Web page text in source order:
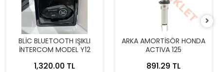
BLİC BLUETOOTH IŞIKLI
İNTERCOM MODEL Y12
1,320.00 TL
ARKA AMORTİSÖR HONDA
ACTIVA 125
891.29 TL